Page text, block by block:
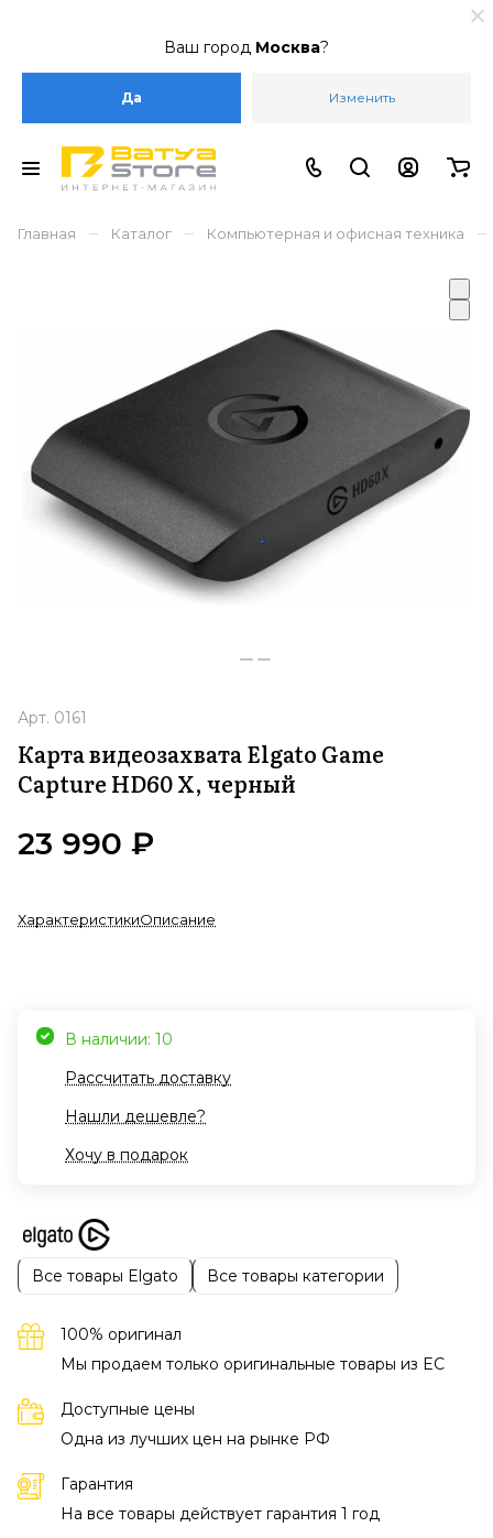
Ваш город Москва?
Да Изменить
Главная – Каталог – Компьютерная и офисная техника –
Арт. 0161
Карта видеозахвата Elgato Game
Capture HD60 X, черный
23 990 ₽
ХарактеристикиОписание
В наличии: 10
Рассчитать доставку
Нашли дешевле?
Хочу в подарок
Все товары Elgato Все товары категории
100% оригинал
Мы продаем только оригинальные товары из EC
Доступные цены
Одна из лучших цен на рынке РФ
Гарантия
На все товары действует гарантия 1 год